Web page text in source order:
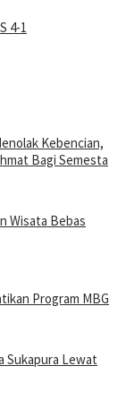
4-1
Kebencian,
Bagi Semesta
Wisata Bebas
Program MBG
Sukapura Lewat